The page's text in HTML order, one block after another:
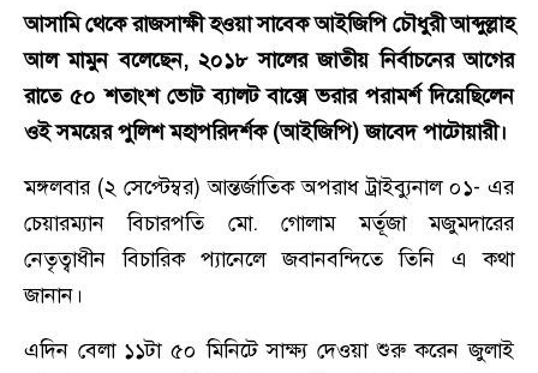
আসামি থেকে রাজসাক্ষী হওয়া সাবেক আইজিপি চৌধুরী আব্দুল্লাহ
আল মামুন বলেছেন, ২০১৮ সালের জাতীয় নির্বাচনের আগের
রাতে ৫০ শতাংশ ভোট ব্যালট বাক্সে ভরার পরামর্শ দিয়েছিলেন
ওই সময়ের পুলিশ মহাপরিদর্শক (আইজিপি) জাবেদ পাটোয়ারী।
মঙ্গলবার (২ সেপ্টেম্বর) আন্তর্জাতিক অপরাধ ট্রাইব্যুনাল ০১- এর
চেয়ারম্যান বিচারপতি মো. গোলাম মর্তূজা মজুমদারের
নেতৃত্বাধীন বিচারিক প্যানেলে জবানবন্দিতে তিনি এ কথা
জানান।
এদিন বেলা ১১টা ৫০ মিনিটে সাক্ষ্য দেওয়া শুরু করেন জুলাই